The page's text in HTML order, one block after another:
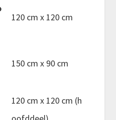
120 cm x 120 cm
150 cm x 90 cm
120 cm x 120 cm (h